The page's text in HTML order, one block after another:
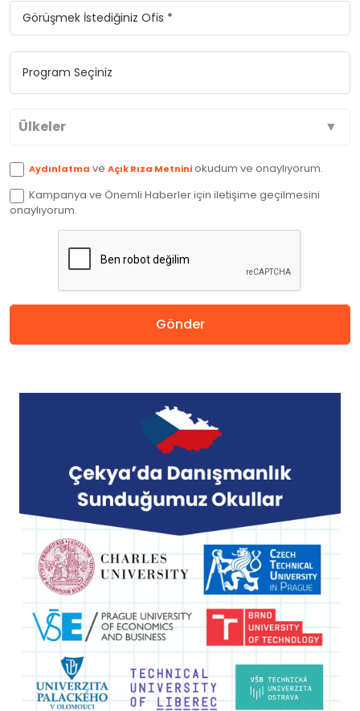
Ülkeler
Avustralya
Kanada
İngiltere
Amerika
İspanya
Avusturya
Finlandiya
Çekya
İtalya
İrlanda
Aydınlatma ve Açık Rıza Metniniokudum ve onaylıyorum.
Kampanya ve Önemli Haberler için iletişime geçilmesini
onaylıyorum.
Gönder